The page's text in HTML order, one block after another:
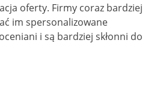
oferty. Firmy coraz bardziej
im spersonalizowane
i są bardziej skłonni do